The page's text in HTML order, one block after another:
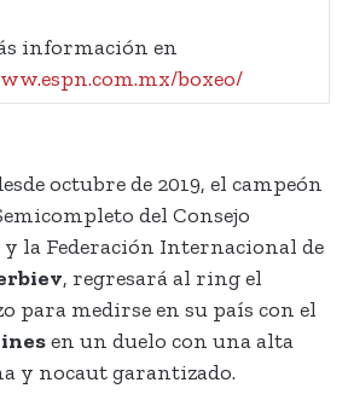
información en
boxeo/
octubre de 2019, el campeón
del Consejo
y la Federación Internacional de
, regresará al ring el
para medirse en su país con el
en un duelo con una alta
y nocaut garantizado.